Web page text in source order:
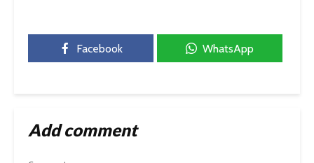
Facebook WhatsApp
Add comment